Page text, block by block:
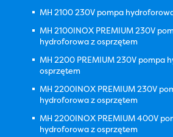
MH 2100 230V pompa
MH 2100INOX PREMIUM 230V
hydroforowa z osprzętem
MH 2200 PREMIUM 230V pompa
osprzętem
MH 2200INOX PREMIUM 230V
hydroforowa z osprzętem
MH 2200INOX PREMIUM 400V
hydroforowa z osprzętem